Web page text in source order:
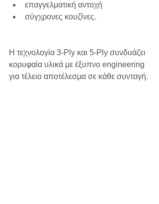
επαγγελματική αντοχή
σύγχρονες κουζίνες.
Η τεχνολογία 3-Ply και 5-Ply συνδυάζει
κορυφαία υλικά με έξυπνο engineering
για τέλειο αποτέλεσμα σε κάθε συνταγή.